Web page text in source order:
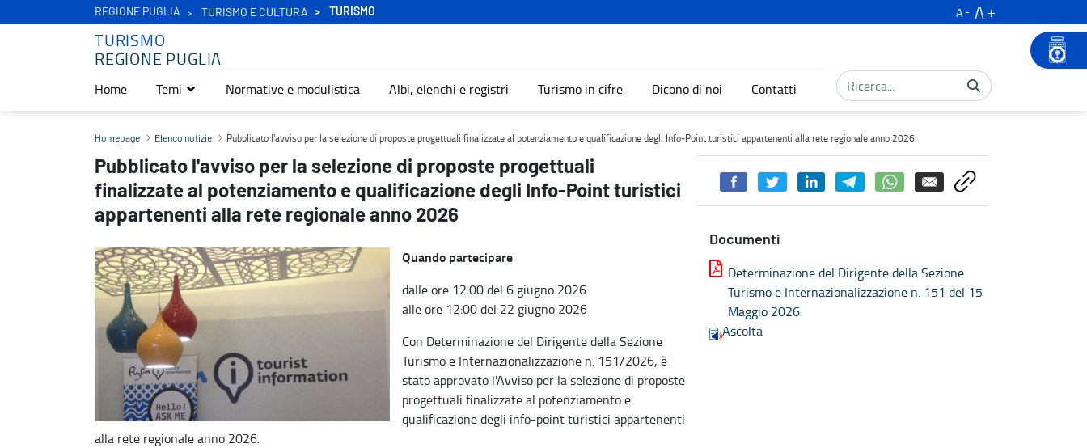
REGIONE PUGLIA TURISMO E CULTURA TURISMO A
A
TURISMO
REGIONE PUGLIA
Home Temi Normative e modulistica Albi, elenchi e registri Turismo in cifre Dicono di noi Contatti
Pubblicato l'avviso per la selezione di proposte progettuali finalizzate al potenziamento e qualificazione degli Info-Point turistici appartenenti alla rete regionale anno 2026 - Turismo
Homepage Elenco notizie Pubblicato l'avviso per la selezione di proposte progettuali finalizzate al potenziamento e qualificazione degli Info-Point turistici appartenenti alla rete regionale anno 2026
Pubblicato l'avviso per la selezione di proposte progettuali
finalizzate al potenziamento e qualificazione degli Info-Point turistici
appartenenti alla rete regionale anno 2026
Quando partecipare
dalle ore 12:00 del 6 giugno 2026
alle ore 12:00 del 22 giugno 2026
Con Determinazione del Dirigente della Sezione
Turismo e Internazionalizzazione n. 151/2026, è
stato approvato l'Avviso per la selezione di proposte
progettuali finalizzate al potenziamento e
qualificazione degli info-point turistici appartenenti
alla rete regionale anno 2026.
Documenti
Determinazione del Dirigente della Sezione
Turismo e Internazionalizzazione n. 151 del 15
Maggio 2026
Ascolta